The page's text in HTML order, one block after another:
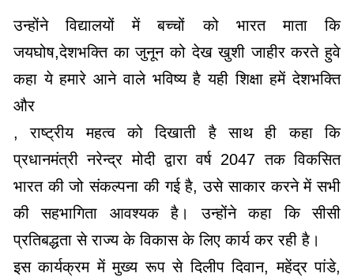
उन्होंने विद्यालयों में बच्चों को भारत माता कि
जयघोष,देशभक्ति का जुनून को देख खुशी जाहीर करते हुवे
कहा ये हमारे आने वाले भविष्य है यही शिक्षा हमें देशभक्ति
और
, राष्ट्रीय महत्व को दिखाती है साथ ही कहा कि
प्रधानमंत्री नरेन्द्र मोदी द्वारा वर्ष 2047 तक विकसित
भारत की जो संकल्पना की गई है, उसे साकार करने में सभी
की सहभागिता आवश्यक है। उन्होंने कहा कि सीसी
प्रतिबद्धता से राज्य के विकास के लिए कार्य कर रही है।
इस कार्यक्रम में मुख्य रूप से दिलीप दिवान, महेंद्र पांडे,